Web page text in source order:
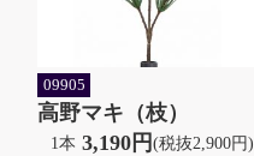
09905
高野マキ（枝）
1本 3,190円(税抜2,900円)